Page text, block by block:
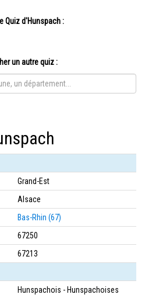
Quiz d'Hunspach :
un autre quiz :
Grand-Est
Alsace
Bas-Rhin (67)
67250
67213
Hunspachois - Hunspachoises